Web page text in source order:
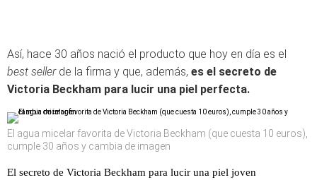
Así, hace 30 años nació el producto que hoy en día es el
best sellerde la firma y que, además, es el secreto de
Victoria Beckham para lucir una piel perfecta.
El agua micelar favorita de Victoria Beckham (que cuesta 10 euros),
cumple 30 años y cambia de imagen
El secreto de Victoria Beckham para lucir una piel joven